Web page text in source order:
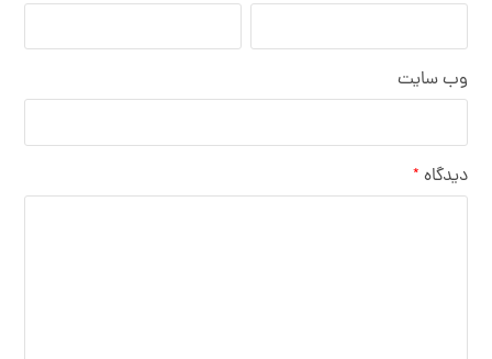
وب‌ سایت
دیدگاه *